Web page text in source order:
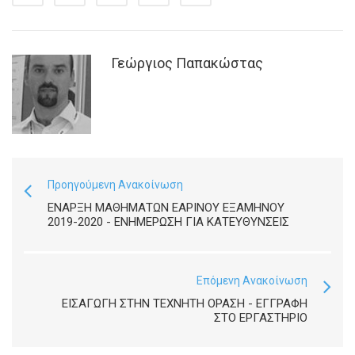
Γεώργιος Παπακώστας
Προηγούμενη Ανακοίνωση
ΈΝΑΡΞΗ ΜΑΘΗΜΆΤΩΝ ΕΑΡΙΝΟΎ ΕΞΑΜΉΝΟΥ
2019-2020 - ΕΝΗΜΈΡΩΣΗ ΓΙΑ ΚΑΤΕΥΘΎΝΣΕΙΣ
Επόμενη Ανακοίνωση
ΕΙΣΑΓΩΓΉ ΣΤΗΝ ΤΕΧΝΗΤΉ ΌΡΑΣΗ - ΕΓΓΡΑΦΉ
ΣΤΟ ΕΡΓΑΣΤΉΡΙΟ